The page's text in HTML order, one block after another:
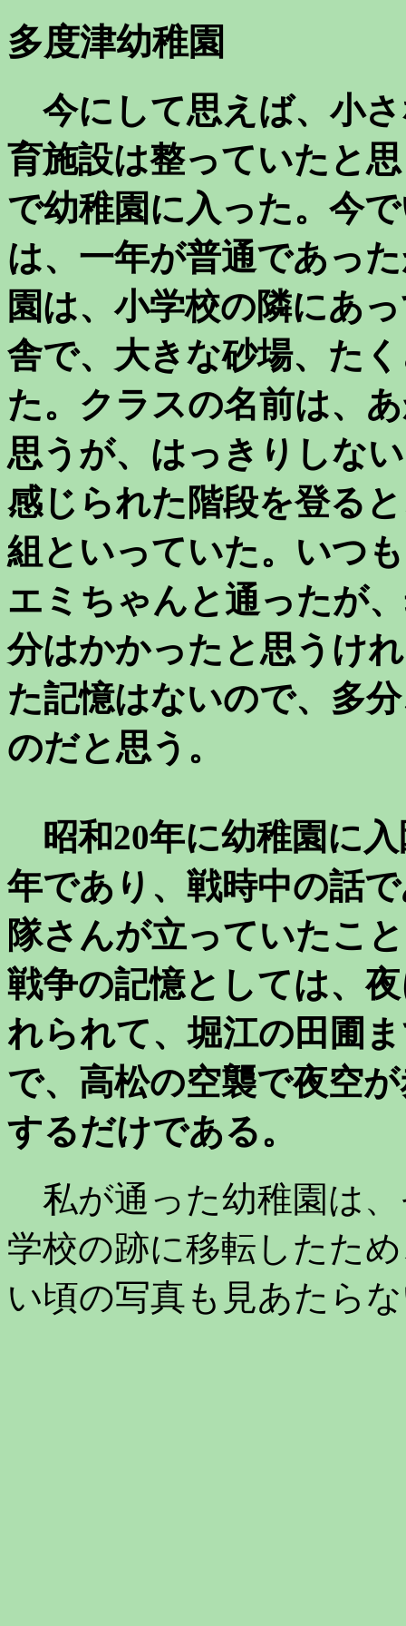
多度津幼稚園
今にして思えば、小
育施設は整っていたと
で幼稚園に入った。今
は、一年が普通であっ
園は、小学校の隣にあ
舎で、大きな砂場、た
た。クラスの名前は、
思うが、はっきりしな
感じられた階段を登る
組といっていた。いつ
エミちゃんと通ったが
分はかかったと思うけ
た記憶はないので、多
のだと思う。
昭和20年に幼稚園に
年であり、戦時中の話
隊さんが立っていたこ
戦争の記憶としては、
れられて、堀江の田圃
で、高松の空襲で夜空
するだけである。
私が通った幼稚園は
学校の跡に移転したた
い頃の写真も見あたら